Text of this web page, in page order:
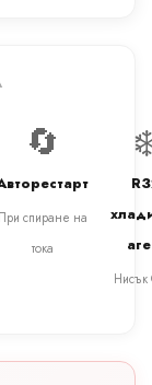
🔄
При спиране на
тока
Нисък